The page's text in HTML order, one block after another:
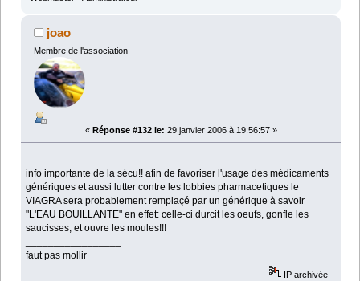
joao
Membre de l'association
« Réponse #132 le: 29 janvier 2006 à 19:56:57 »
info importante de la sécu!! afin de favoriser l'usage des médicaments
génériques et aussi lutter contre les lobbies pharmacetiques le
VIAGRA sera probablement remplaçé par un générique à savoir
"L'EAU BOUILLANTE" en effet: celle-ci durcit les oeufs, gonfle les
saucisses, et ouvre les moules!!!
faut pas mollir
IP archivée